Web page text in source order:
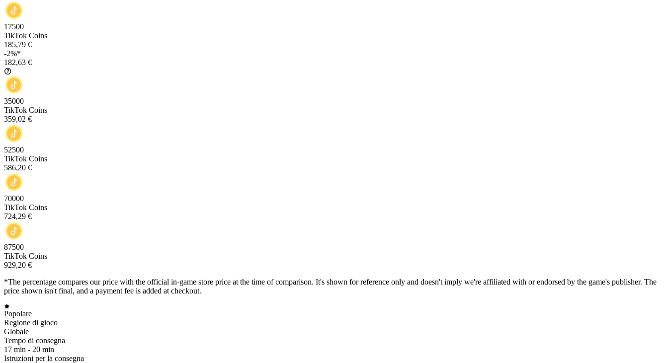
17500
TikTok Coins
185,79 €
-2%*
182,63 €
35000
TikTok Coins
359,02 €
52500
TikTok Coins
586,20 €
70000
TikTok Coins
724,29 €
87500
TikTok Coins
929,20 €
*The percentage compares our price with the official in-game store price at the time of comparison. It's shown for reference only and doesn't imply we're affiliated with or endorsed by the game's publisher. The
price shown isn't final, and a payment fee is added at checkout.
Popolare
Regione di gioco
Globale
Tempo di consegna
17 min - 20 min
Istruzioni per la consegna